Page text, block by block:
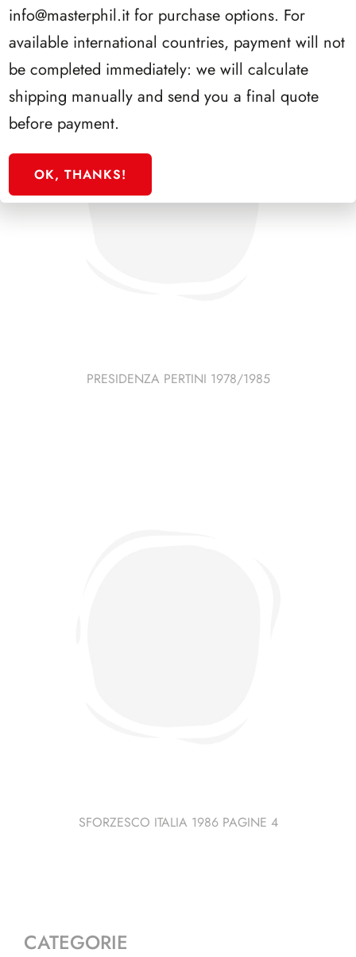
PRESIDENZA PERTINI 1978/1985
SFORZESCO ITALIA 1986 PAGINE 4
CATEGORIE
info@masterphil.it for purchase options. For
available international countries, payment will not
be completed immediately: we will calculate
shipping manually and send you a final quote
before payment.
OK, THANKS!